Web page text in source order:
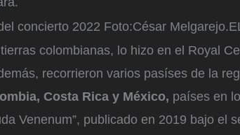
concierto 2022 Foto:César
colombianas, lo hizo en el Royal
recorrieron varios pasíses de la
Costa Rica y México, países en
Venenum”, publicado en 2019 bajo el